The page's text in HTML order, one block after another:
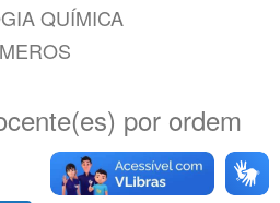
QUÍMICA
por ordem